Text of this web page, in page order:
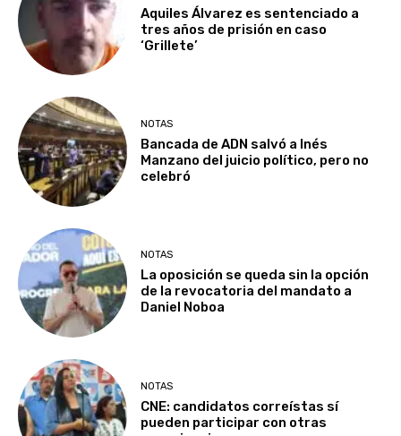
Aquiles Álvarez es sentenciado a
tres años de prisión en caso
‘Grillete’
NOTAS
Bancada de ADN salvó a Inés
Manzano del juicio político, pero no
celebró
NOTAS
La oposición se queda sin la opción
de la revocatoria del mandato a
Daniel Noboa
NOTAS
CNE: candidatos correístas sí
pueden participar con otras